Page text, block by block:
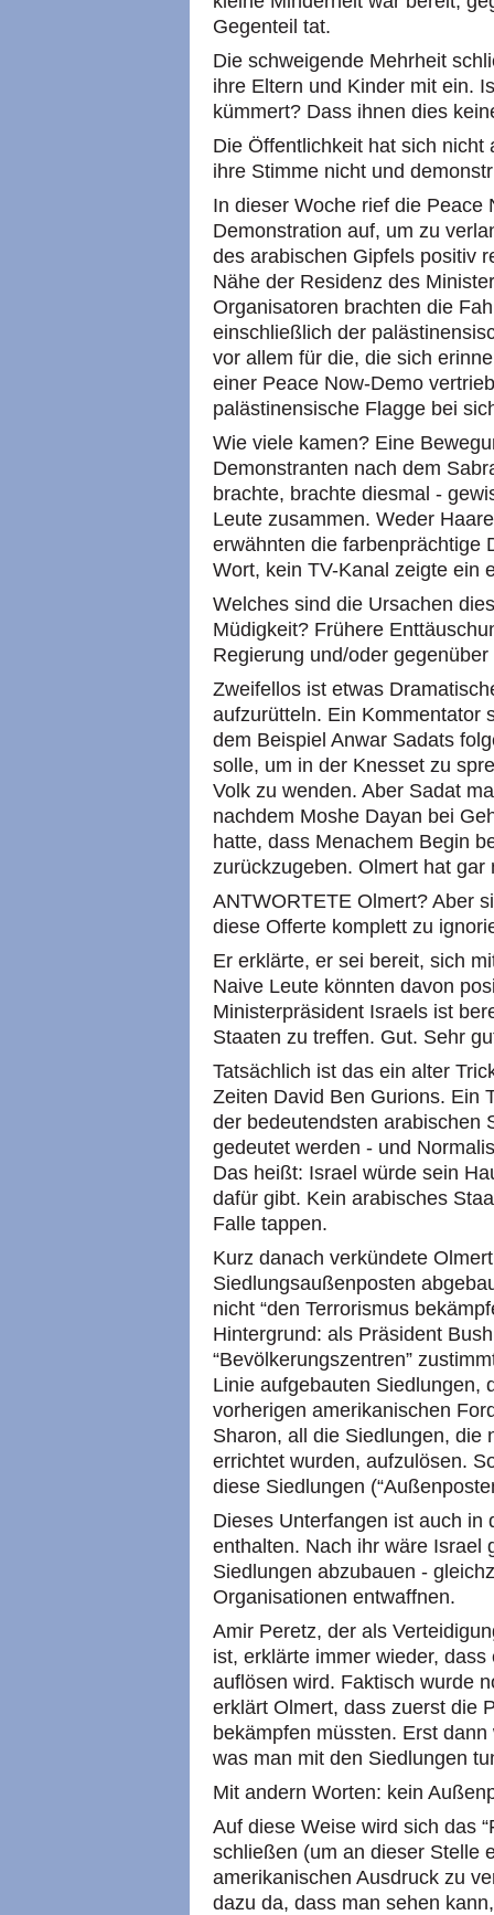
Gegenteil tat.
Die schweigende Mehrheit
ihre Eltern und Kinder mit ein.
kümmert? Dass ihnen dies
Die Öffentlichkeit hat sich
ihre Stimme nicht und
In dieser Woche rief die Peace
Demonstration auf, um zu
des arabischen Gipfels positiv
Nähe der Residenz des
Organisatoren brachten die
einschließlich der
vor allem für die, die sich
einer Peace Now-Demo
palästinensische Flagge bei
Wie viele kamen? Eine
Demonstranten nach dem
brachte, brachte diesmal -
Leute zusammen. Weder
erwähnten die farbenprächtige
Wort, kein TV-Kanal zeigte ein
Welches sind die Ursachen
Müdigkeit? Frühere
Regierung und/oder
Zweifellos ist etwas
aufzurütteln. Ein Kommentator
dem Beispiel Anwar Sadats
solle, um in der Knesset zu
Volk zu wenden. Aber Sadat
nachdem Moshe Dayan bei
hatte, dass Menachem Begin
zurückzugeben. Olmert hat gar
ANTWORTETE Olmert? Aber
diese Offerte komplett zu
Er erklärte, er sei bereit, sich
Naive Leute könnten davon
Ministerpräsident Israels ist
Staaten zu treffen. Gut. Sehr
Tatsächlich ist das ein alter
Zeiten David Ben Gurions. Ein
der bedeutendsten arabischen
gedeutet werden - und
Das heißt: Israel würde sein
dafür gibt. Kein arabisches
Falle tappen.
Kurz danach verkündete
Siedlungsaußenposten
nicht “den Terrorismus
Hintergrund: als Präsident
“Bevölkerungszentren”
Linie aufgebauten Siedlungen,
vorherigen amerikanischen
Sharon, all die Siedlungen, die
errichtet wurden, aufzulösen.
diese Siedlungen
Dieses Unterfangen ist auch in
enthalten. Nach ihr wäre Israel
Siedlungen abzubauen -
Organisationen entwaffnen.
Amir Peretz, der als
ist, erklärte immer wieder,
auflösen wird. Faktisch wurde
erklärt Olmert, dass zuerst die
bekämpfen müssten. Erst
was man mit den Siedlungen
Mit andern Worten: kein
Auf diese Weise wird sich das
schließen (um an dieser Stelle
amerikanischen Ausdruck zu
dazu da, dass man sehen